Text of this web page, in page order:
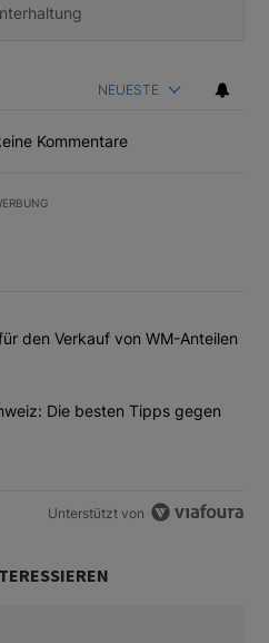
NEUESTE
Kommentare
am meisten kommentierten
"Fifa verwirft Pläne für den
den Verkauf von WM-Anteilen
"Tanken in der Schweiz: Die
Die besten Tipps gegen
Unterstützt von